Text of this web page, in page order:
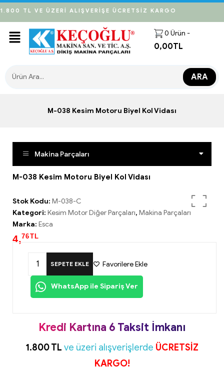
1.800 TL VE ÜZERİ ALIŞVERİŞE ÜCRETSİZ KARGO
0 Ürün -
0,00TL
ARA
M-038 Kesim Motoru Biyel Kol Vidası
Makina Parçaları
M-038 Kesim Motoru Biyel Kol Vidası
Stok Kodu: M-038-C
Kategori: Kesim Motor Diğer Parçaları, Makina Parçaları
Marka: Esca
4,76TL
SEPETE EKLE Favorilere Ekle
WhatsApp ile Sipariş Ver
Kredi Kartına 6 Taksit İmkanı
1.800 TL ve üzeri alışverişlerde ÜCRETSİZ
KARGO!